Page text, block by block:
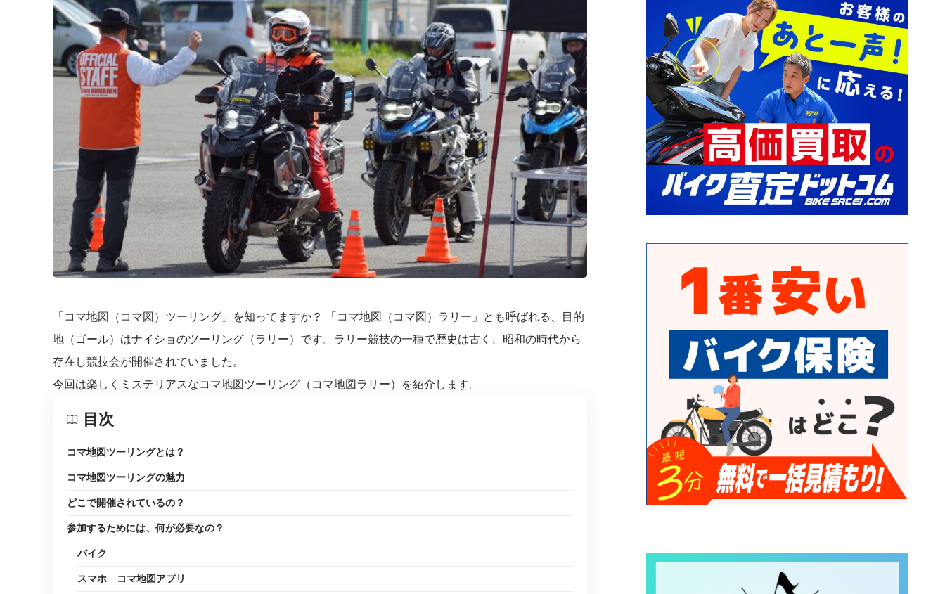
「コマ地図（コマ図）ツーリング」を知ってますか？ 「コマ地図（コマ図）ラリー」とも呼ばれる、目的
地（ゴール）はナイショのツーリング（ラリー）です。ラリー競技の一種で歴史は古く、昭和の時代から
存在し競技会が開催されていました。
今回は楽しくミステリアスなコマ地図ツーリング（コマ地図ラリー）を紹介します。
目次
コマ地図ツーリングとは？
コマ地図ツーリングの魅力
どこで開催されているの？
参加するためには、何が必要なの？
バイク
スマホ コマ地図アプリ